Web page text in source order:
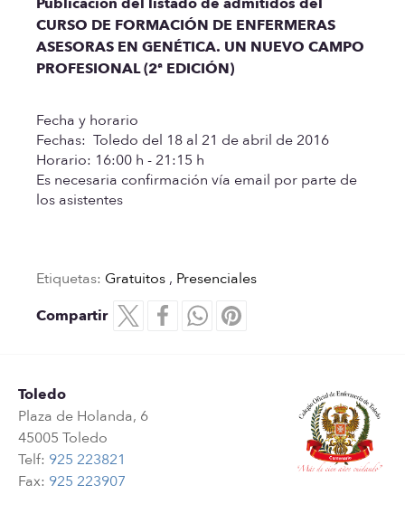
CURSO DE FORMACIÓN DE ENFERMERAS
ASESORAS EN GENÉTICA. UN NUEVO CAMPO
PROFESIONAL (2ª EDICIÓN)
Fecha y horario
Fechas: Toledo del 18 al 21 de abril de 2016
Horario: 16:00 h - 21:15 h
Es necesaria confirmación vía email por parte de
los asistentes
Etiquetas: Gratuitos , Presenciales
Compartir
Toledo
Plaza de Holanda, 6
45005 Toledo
Telf: 925 223821
Fax: 925 223907